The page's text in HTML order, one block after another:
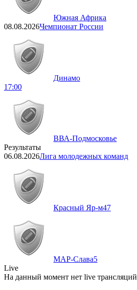
Южная Африка
08.08.2026Чемпионат России
Динамо
17:00
ВВА-Подмосковье
Результаты
06.08.2026Лига молодежных команд
Красный Яр-м47
МАР-Слава5
Live
На данный момент нет live трансляций